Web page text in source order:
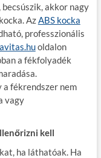
akkor nagy
AzABS kocka
professzionális
oldalon
a fékfolyadék
a fékrendszer nem
vagy
kell
ha láthatóak. Ha